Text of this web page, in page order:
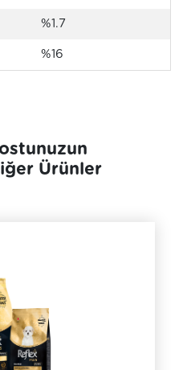
%1.7
%16
Ürünler